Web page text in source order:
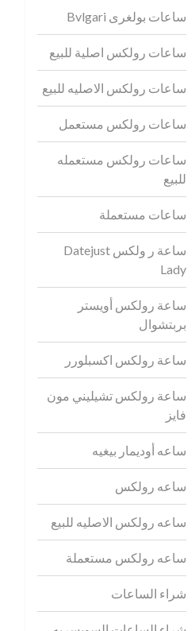
ساعات بولغرى Bvlgari
ساعات رولكس اصلية للبيع
ساعات رولكس الاصليه للبيع
ساعات رولكس مستعمل
ساعات رولكس مستعمله
للبيع
ساعات مستعملة
ساعة ر ولكس Datejust
Lady
ساعة رولكس أويستر
بربتشوال
ساعة رولكس اكسبلورر
ساعة رولكس تشيليني مون
فايز
ساعه أوديمار بيغيه
ساعه رولكس
ساعه رولكس الاصليه للبيع
ساعه رولكس مستعملة
شراء الساعات